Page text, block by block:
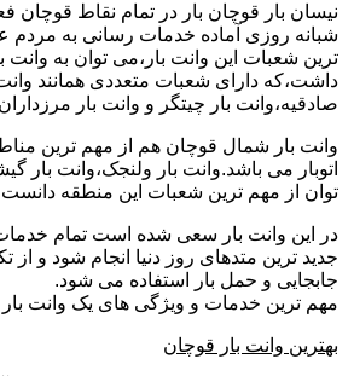
نیسان بار قوچان بار در تمام نقاط قوچان
شبانه روزی آماده خدمات رسانی به مردم
ترین شعبات این وانت بار،می توان به وانت
داشت،که دارای شعبات متعددی همانند وانت
صادقیه،وانت بار چیتگر و وانت بار
وانت بار شمال قوچان هم از مهم ترین
اتوبار می باشد.وانت بار ولنجک،وانت بار
توان از مهم ترین شعبات این منطقه
در این وانت بار سعی شده است تمام خدمات
جدید ترین متدهای روز دنیا انجام شود و از
جابجایی و حمل بار استفاده می شود.
مهم ترین خدمات و ویژگی های یک وانت
بهترین وانت بار قوچان